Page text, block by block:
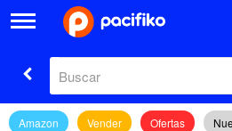
Amazon Vender Ofertas